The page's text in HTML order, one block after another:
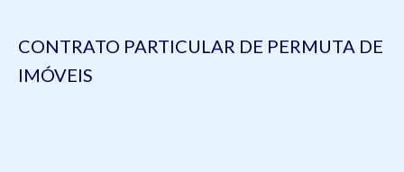
CONTRATO PARTICULAR DE PERMUTA DE
IMÓVEIS